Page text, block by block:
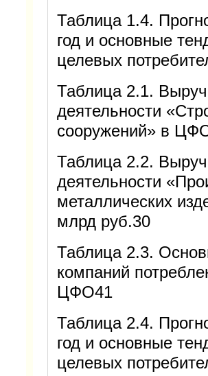
Таблица 1.4.
год и основные
целевых
Таблица 2.1.
деятельности
сооружений» в
Таблица 2.2.
деятельности
металлических
млрд руб.30
Таблица 2.3.
компаний
ЦФО41
Таблица 2.4.
год и основные
целевых